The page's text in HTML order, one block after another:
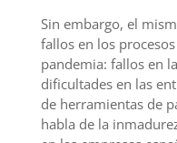
Sin embargo, el
fallos en los
pandemia: fallos en
dificultades en las
de herramientas de
habla de la